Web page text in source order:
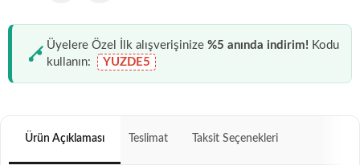
Üyelere Özel İlk alışverişinize %5 anında indirim! Kodu
kullanın:
YUZDE5
Ürün Açıklaması Teslimat Taksit Seçenekleri